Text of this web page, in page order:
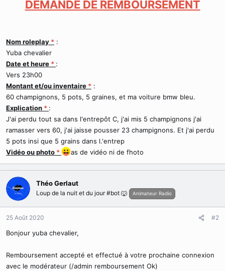
d
s
c
u
s
s
o
n
t
DEMANDE DE REMBOURSEMENT
Nom roleplay * :
Yuba chevalier
Date et heure * :
Vers 23h00
Montant et/ou inventaire * :
60 champignons, 5 pots, 5 graines, et ma voiture bmw bleu.
Explication * :
J'ai perdu tout sa dans l'entrepôt C, j'ai mis 5 champignons j'ai
ramasser vers 60, j'ai jaisse pousser 23 champignons. Et j'ai perdu
5 pots insi que 5 grains dans l.'entrep
Vidéo ou photo * as de vidéo ni de fhoto
Théo Gerlaut
Loup de la nuit et du jour #bot 🐺 Animateur Radio
25 Août 2020 #2
Bonjour yuba chevalier,
Remboursement accepté et effectué à votre prochaine connexion
avec le modérateur (/admin remboursement Ok)